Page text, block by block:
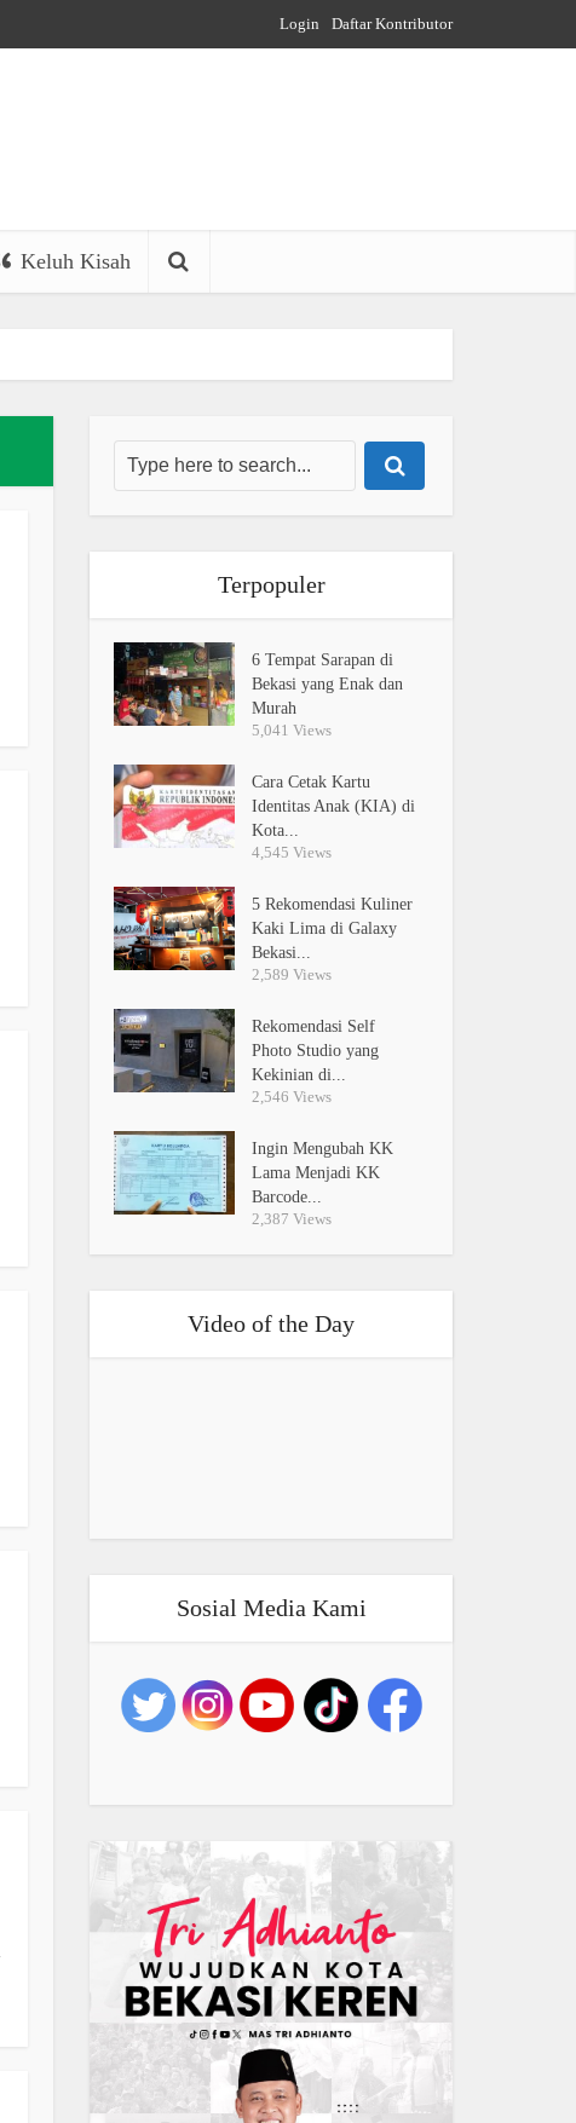
Login Daftar Kontributor
Keluh Kisah
Terpopuler
6 Tempat Sarapan di
Bekasi yang Enak dan
Murah
5,041 Views
Cara Cetak Kartu
Identitas Anak (KIA) di
Kota...
4,545 Views
5 Rekomendasi Kuliner
Kaki Lima di Galaxy
Bekasi...
2,589 Views
Rekomendasi Self
Photo Studio yang
Kekinian di...
2,546 Views
Ingin Mengubah KK
Lama Menjadi KK
Barcode...
2,387 Views
Video of the Day
Sosial Media Kami